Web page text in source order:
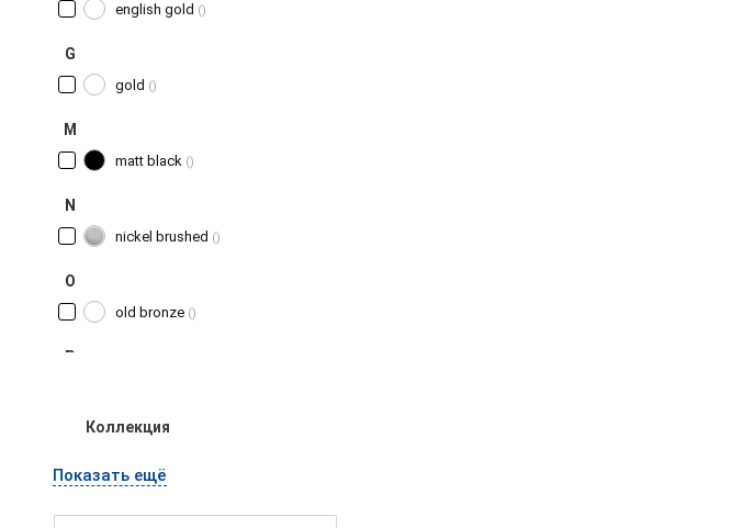
english gold ()
G
gold ()
M
matt black ()
N
nickel brushed ()
O
old bronze ()
P
polished nickel
black ()
Коллекция
Показать ещё